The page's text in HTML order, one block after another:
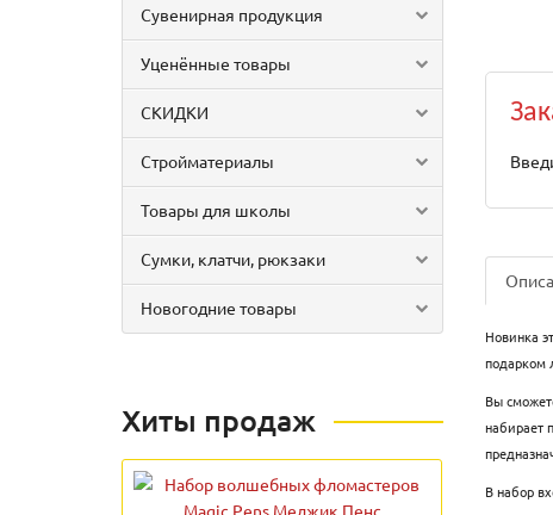
Сувенирная продукция
Уценённые товары
СКИДКИ
Стройматериалы
Товары для школы
Сумки, клатчи, рюкзаки
Новогодние товары
Хиты продаж
Новинка
подарком
Вы
набирает
В набор